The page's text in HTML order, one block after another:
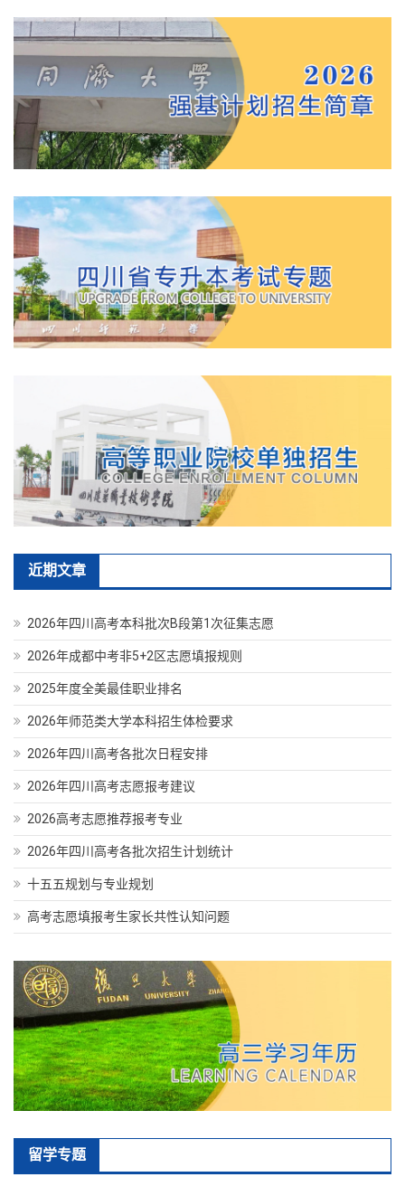
近期文章
2026年四川高考本科批次B段第1次征集志愿
2026年成都中考非5+2区志愿填报规则
2025年度全美最佳职业排名
2026年师范类大学本科招生体检要求
2026年四川高考各批次日程安排
2026年四川高考志愿报考建议
2026高考志愿推荐报考专业
2026年四川高考各批次招生计划统计
十五五规划与专业规划
高考志愿填报考生家长共性认知问题
留学专题